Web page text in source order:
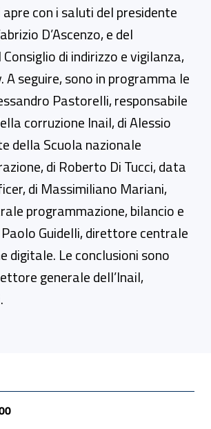
con i saluti del presidente
D’Ascenzo, e del
di indirizzo e vigilanza,
A seguire, sono in programma le
Pastorelli, responsabile
corruzione Inail, di Alessio
della Scuola nazionale
di Roberto Di Tucci, data
di Massimiliano Mariani,
programmazione, bilancio e
Guidelli, direttore centrale
digitale. Le conclusioni sono
generale dell’Inail,